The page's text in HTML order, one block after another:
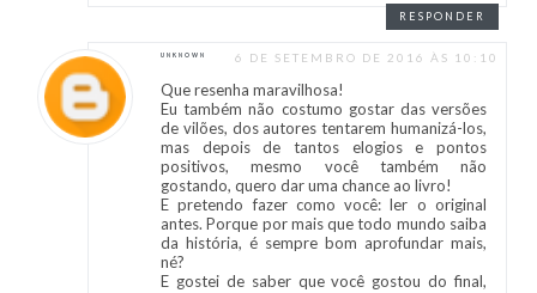
RESPONDER
UNKNOWN 6 DE SETEMBRO DE 2016 ÀS 10:10
Que resenha maravilhosa!
Eu também não costumo gostar das versões
de vilões, dos autores tentarem humanizá-los,
mas depois de tantos elogios e pontos
positivos, mesmo você também não
gostando, quero dar uma chance ao livro!
E pretendo fazer como você: ler o original
antes. Porque por mais que todo mundo saiba
da história, é sempre bom aprofundar mais,
né?
E gostei de saber que você gostou do final,